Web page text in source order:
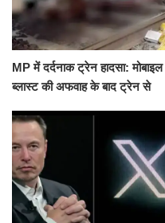
MP में दर्दनाक ट्रेन हादसा: मोबाइल
ब्लास्ट की अफवाह के बाद ट्रेन से
रौंदा, 4 की मौत